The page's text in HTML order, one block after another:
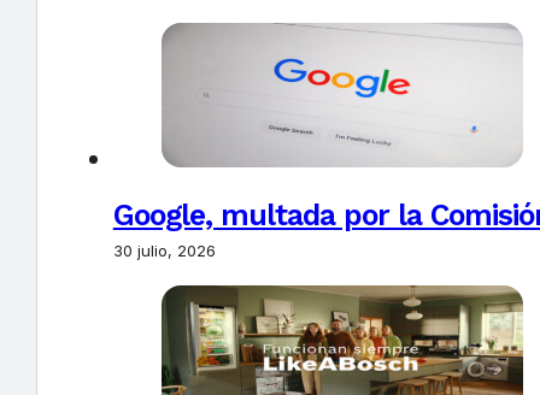
Google, multada por la
30 julio, 2026